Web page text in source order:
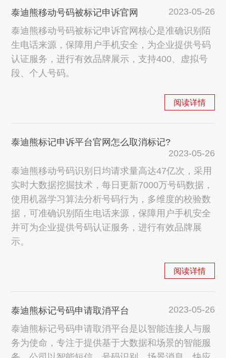
泰迪熊移动号码被标记申诉官网
2023-05-26
泰迪熊移动号码被标记申诉官网核心是准确识别陌
生电话来源，保障用户手机安全，为企业提供号码
认证服务，进行有效品牌展示，支持400、虚拟号
段、个人号码。
阅读详情
泰迪熊标记申诉平台官网怎么取消标记?
2023-05-26
泰迪熊移动号码识别日均请求量高达47亿次，采用
实时大数据挖掘技术，每日更新7000万号码数据，
使用机器学习算法分析号码行为，多维度的校验数
据，可准确识别陌生电话来源，保障用户手机安全
并可为企业提供号码认证服务，进行有效品牌展
示。
阅读详情
泰迪熊标记号码申请取消平台
2023-05-26
泰迪熊标记号码申请取消平台是以智能连接人与服
务为使命，专注于提供基于大数据和场景的智能服